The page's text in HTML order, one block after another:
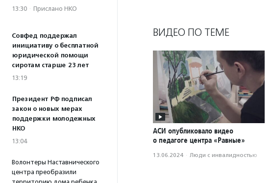
13:30 · Прислано НКО
Совфед поддержал
инициативу о бесплатной
юридической помощи
сиротам старше 23 лет
13:19
Президент РФ подписал
закон о новых мерах
поддержки молодежных
НКО
13:04
Волонтеры Наставнического
центра преобразили
ВИДЕО ПО ТЕМЕ
АСИ опубликовало видео
о педагоге центра «Равные»
13.06.2024 · Люди с инвалидностью